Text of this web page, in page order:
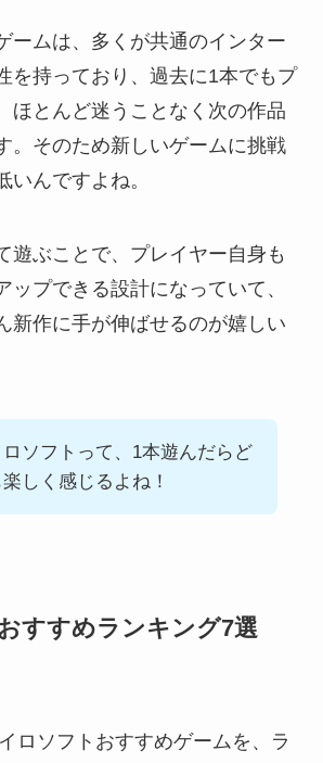
ームは、多くが共通のインター
を持っており、過去に1本でもプ
ほとんど迷うことなく次の作品
。そのため新しいゲームに挑戦
いんですよね。
遊ぶことで、プレイヤー自身も
ップできる設計になっていて、
新作に手が伸ばせるのが嬉しい
ロソフトって、1本遊んだらど
しく感じるよね！
すすめランキング7選
ロソフトおすすめゲームを、ラ